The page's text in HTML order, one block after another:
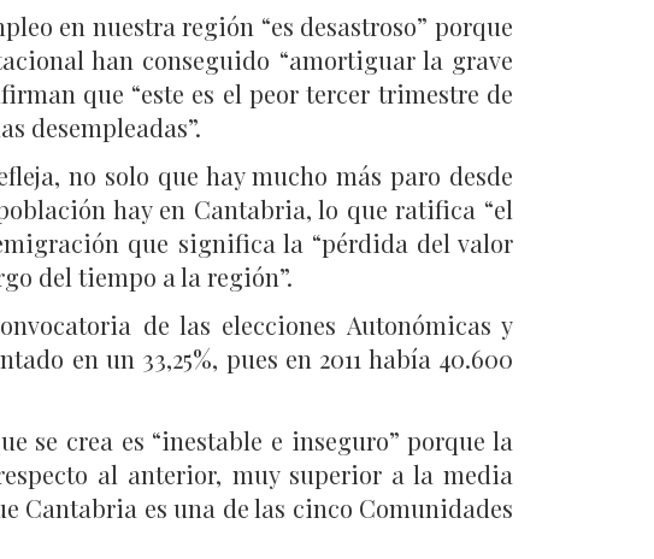
en nuestra región “es desastroso” porque
han conseguido “amortiguar la grave
que “este es el peor tercer trimestre de
desempleadas”.
no solo que hay mucho más paro desde
hay en Cantabria, lo que ratifica “el
que significa la “pérdida del valor
del tiempo a la región”.
de las elecciones Autonómicas y
en un 33,25%, pues en 2011 había 40.600
se crea es “inestable e inseguro” porque la
al anterior, muy superior a la media
Cantabria es una de las cinco Comunidades